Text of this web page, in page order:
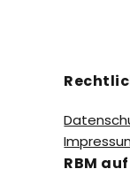
RBM